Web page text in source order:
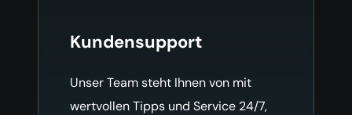
Kundensupport
Unser Team steht Ihnen von mit
wertvollen Tipps und Service 24/7,